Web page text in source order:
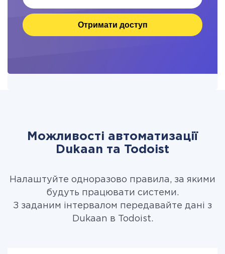
Отримати доступ
Можливості автоматизації
Dukaan та Todoist
Налаштуйте одноразово правила, за якими
будуть працювати системи.
З заданим інтервалом передавайте дані з
Dukaan в Todoist.